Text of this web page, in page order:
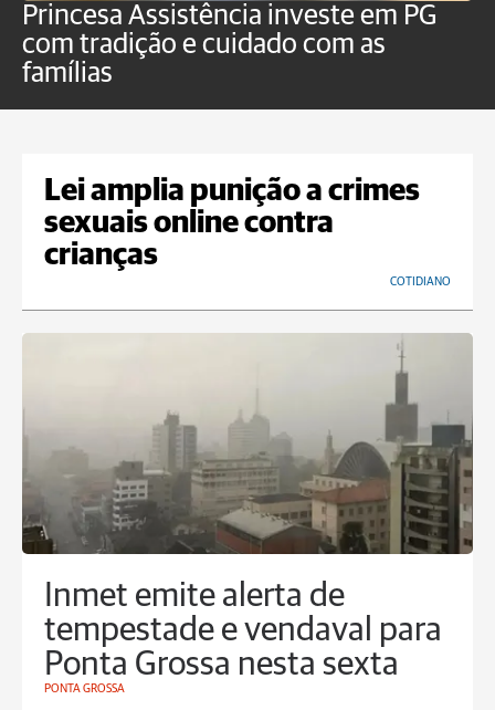
Princesa Assistência investe em PG
com tradição e cuidado com as
famílias
Lei amplia punição a crimes
sexuais online contra
crianças
COTIDIANO
Inmet emite alerta de
tempestade e vendaval para
Ponta Grossa nesta sexta
PONTA GROSSA